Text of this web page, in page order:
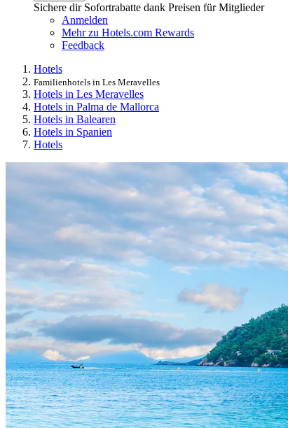
Sichere dir Sofortrabatte dank Preisen für Mitglieder
Anmelden
Mehr zu Hotels.com Rewards
Feedback
Hotels
Familienhotels in Les Meravelles
Hotels in Les Meravelles
Hotels in Palma de Mallorca
Hotels in Balearen
Hotels in Spanien
Hotels